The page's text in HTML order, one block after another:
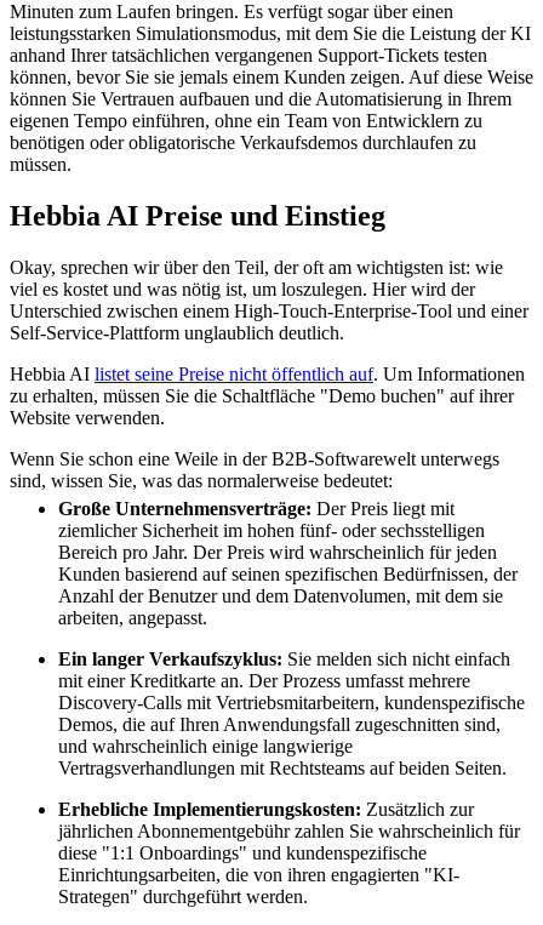
Minuten zum Laufen bringen. Es verfügt sogar über einen
leistungsstarken Simulationsmodus, mit dem Sie die Leistung der KI
anhand Ihrer tatsächlichen vergangenen Support-Tickets testen
können, bevor Sie sie jemals einem Kunden zeigen. Auf diese Weise
können Sie Vertrauen aufbauen und die Automatisierung in Ihrem
eigenen Tempo einführen, ohne ein Team von Entwicklern zu
benötigen oder obligatorische Verkaufsdemos durchlaufen zu
müssen.
Hebbia AI Preise und Einstieg
Okay, sprechen wir über den Teil, der oft am wichtigsten ist: wie
viel es kostet und was nötig ist, um loszulegen. Hier wird der
Unterschied zwischen einem High-Touch-Enterprise-Tool und einer
Self-Service-Plattform unglaublich deutlich.
Hebbia AI listet seine Preise nicht öffentlich auf. Um Informationen
zu erhalten, müssen Sie die Schaltfläche "Demo buchen" auf ihrer
Website verwenden.
Wenn Sie schon eine Weile in der B2B-Softwarewelt unterwegs
sind, wissen Sie, was das normalerweise bedeutet:
Große Unternehmensverträge: Der Preis liegt mit
ziemlicher Sicherheit im hohen fünf- oder sechsstelligen
Bereich pro Jahr. Der Preis wird wahrscheinlich für jeden
Kunden basierend auf seinen spezifischen Bedürfnissen, der
Anzahl der Benutzer und dem Datenvolumen, mit dem sie
arbeiten, angepasst.
Ein langer Verkaufszyklus: Sie melden sich nicht einfach
mit einer Kreditkarte an. Der Prozess umfasst mehrere
Discovery-Calls mit Vertriebsmitarbeitern, kundenspezifische
Demos, die auf Ihren Anwendungsfall zugeschnitten sind,
und wahrscheinlich einige langwierige
Vertragsverhandlungen mit Rechtsteams auf beiden Seiten.
Erhebliche Implementierungskosten: Zusätzlich zur
jährlichen Abonnementgebühr zahlen Sie wahrscheinlich für
diese "1:1 Onboardings" und kundenspezifische
Einrichtungsarbeiten, die von ihren engagierten "KI-
Strategen" durchgeführt werden.